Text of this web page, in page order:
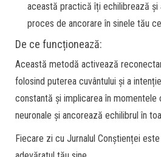
această practică îți echilibrează și
proces de ancorare în sinele tău
De ce funcționează:
Această metodă activează
folosind puterea cuvântului și a
constantă și implicarea în
neuronale și ancorează echilibrul în
Fiecare zi cu Jurnalul Conștienței